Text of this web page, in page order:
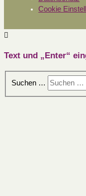
Cookie
Text und „Enter“
Suchen …